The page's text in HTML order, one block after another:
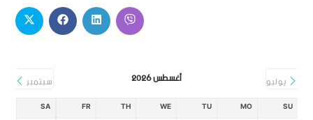
يوليو أغسطس 2026 سبتمبر
SU
MO
TU
WE
TH
FR
SA